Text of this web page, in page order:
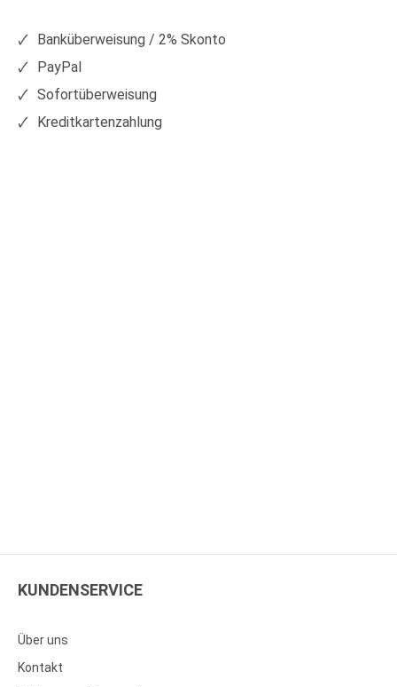
Banküberweisung / 2% Skonto
PayPal
Sofortüberweisung
Kreditkartenzahlung
KUNDENSERVICE
Über uns
Kontakt